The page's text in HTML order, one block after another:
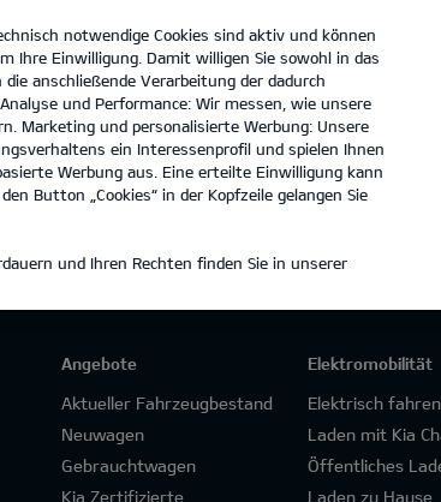
Moll Motors GmbH Tel. :0221-
Angebote
Aktueller Fahrzeugbestand
Neuwagen
Gebrauchtwagen
Kia Zertifizierte
Elektromobilität
Elektrisch fahren
Laden mit Kia
Öffentliches
Laden zu Hause
notwendige Cookies sind aktiv und können
Einwilligung. Damit willigen Sie sowohl in das
anschließende Verarbeitung der dadurch
und Performance: Wir messen, wie unsere
Marketing und personalisierte Werbung: Unsere
ein Interessenprofil und spielen Ihnen
Werbung aus. Eine erteilte Einwilligung kann
Button „Cookies“ in der Kopfzeile gelangen Sie
und Ihren Rechten finden Sie in unserer